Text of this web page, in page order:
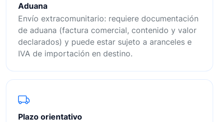
Aduana
Envío extracomunitario: requiere documentación
de aduana (factura comercial, contenido y valor
declarados) y puede estar sujeto a aranceles e
IVA de importación en destino.
Plazo orientativo